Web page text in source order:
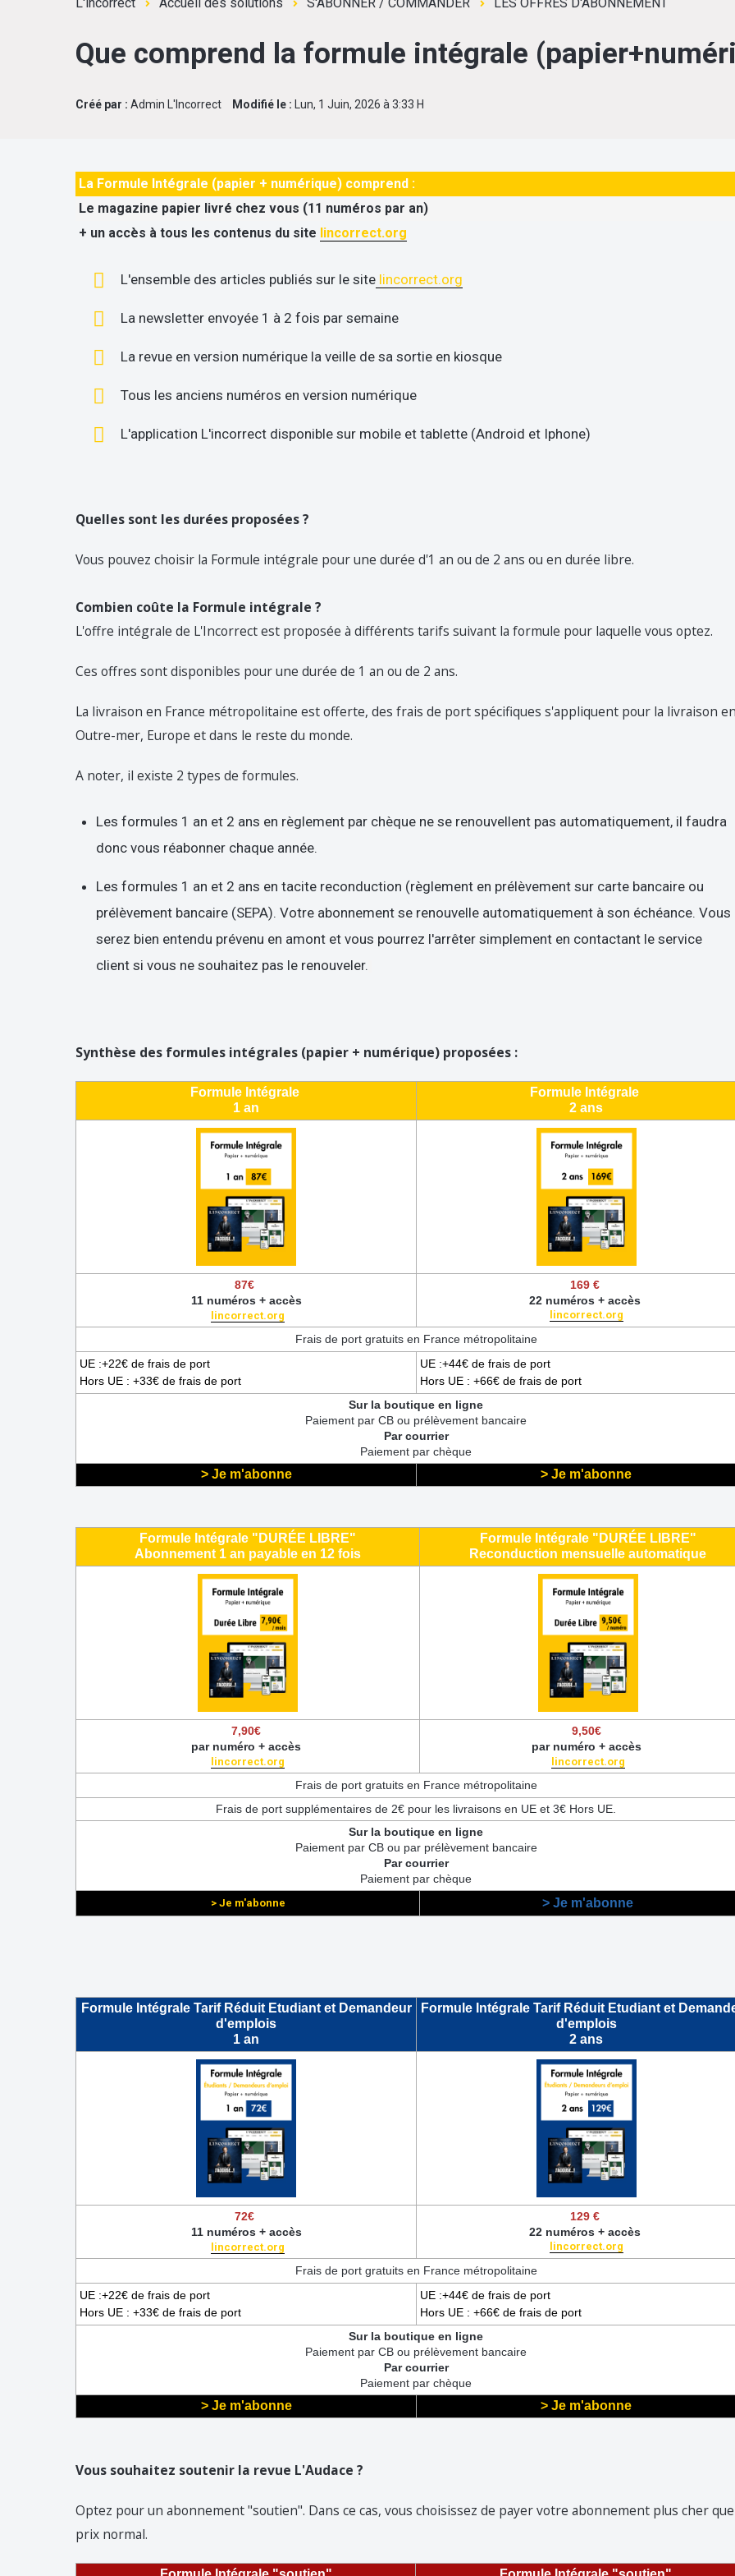
Que comprend la formule intégrale
Créé par : Admin L'Incorrect Modifié le : Lun, 1 Juin, 2026 à 3:33 H
La Formule Intégrale (papier + numérique) comprend :
Le magazine papier livré chez vous (11 numéros par an)
+ un accès à tous les contenus du site lincorrect.org
L'ensemble des articles publiés sur le site lincorrect.org
La newsletter envoyée 1 à 2 fois par semaine
La revue en version numérique la veille de sa sortie en kiosque
Tous les anciens numéros en version numérique
L'application L'incorrect disponible sur mobile et tablette (Android et Iphone)
Quelles sont les durées proposées ?
Vous pouvez choisir la Formule intégrale pour une durée d'1 an ou de 2 ans ou en durée libre.
Combien coûte la Formule intégrale ?
L'offre intégrale de L'Incorrect est proposée à différents tarifs suivant la formule pour laquelle vous optez.
Ces offres sont disponibles pour une durée de 1 an ou de 2 ans.
La livraison en France métropolitaine est offerte, des frais de port spécifiques s'appliquent pour la livraison
Outre-mer, Europe et dans le reste du monde.
A noter, il existe 2 types de formules.
Les formules 1 an et 2 ans en règlement par chèque ne se renouvellent pas automatiquement, il faudra
donc vous réabonner chaque année.
Les formules 1 an et 2 ans en tacite reconduction (règlement en prélèvement sur carte bancaire ou
prélèvement bancaire (SEPA). Votre abonnement se renouvelle automatiquement à son échéance. Vous
serez bien entendu prévenu en amont et vous pourrez l'arrêter simplement en contactant le service
client si vous ne souhaitez pas le renouveler.
Synthèse des formules intégrales (papier + numérique) proposées :
Formule Intégrale
1 an
Formule Intégrale
2 ans
87€
11 numéros + accès
lincorrect.org
169 €
22 numéros + accès
lincorrect.org
Frais de port gratuits en France métropolitaine
UE :+22€ de frais de port
Hors UE : +33€ de frais de port
UE :+44€ de frais de port
Hors UE : +66€ de frais de port
Sur la boutique en ligne
Paiement par CB ou prélèvement bancaire
Par courrier
Paiement par chèque
> Je m'abonne > Je m'abonne
Formule Intégrale "DURÉE LIBRE"
Abonnement 1 an payable en 12 fois
Formule Intégrale "DURÉE LIBRE"
Reconduction mensuelle automatique
7,90€
par numéro + accès
lincorrect.org
9,50€
par numéro + accès
lincorrect.org
Frais de port gratuits en France métropolitaine
Frais de port supplémentaires de 2€ pour les livraisons en UE et 3€ Hors UE.
Sur la boutique en ligne
Paiement par CB ou par prélèvement bancaire
Par courrier
Paiement par chèque
> Je m'abonne > Je m'abonne
Formule Intégrale Tarif Réduit Etudiant et Demandeur
d'emplois
1 an
Formule Intégrale Tarif Réduit Etudiant et
d'emplois
2 ans
72€
11 numéros + accès
lincorrect.org
129 €
22 numéros + accès
lincorrect.org
Frais de port gratuits en France métropolitaine
UE :+22€ de frais de port
Hors UE : +33€ de frais de port
UE :+44€ de frais de port
Hors UE : +66€ de frais de port
Sur la boutique en ligne
Paiement par CB ou prélèvement bancaire
Par courrier
Paiement par chèque
> Je m'abonne > Je m'abonne
Vous souhaitez soutenir la revue L'Audace ?
Optez pour un abonnement "soutien". Dans ce cas, vous choisissez de payer votre abonnement plus cher
prix normal.